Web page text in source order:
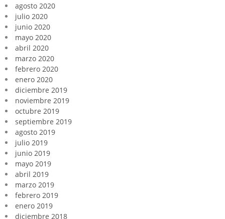
agosto 2020
julio 2020
junio 2020
mayo 2020
abril 2020
marzo 2020
febrero 2020
enero 2020
diciembre 2019
noviembre 2019
octubre 2019
septiembre 2019
agosto 2019
julio 2019
junio 2019
mayo 2019
abril 2019
marzo 2019
febrero 2019
enero 2019
diciembre 2018